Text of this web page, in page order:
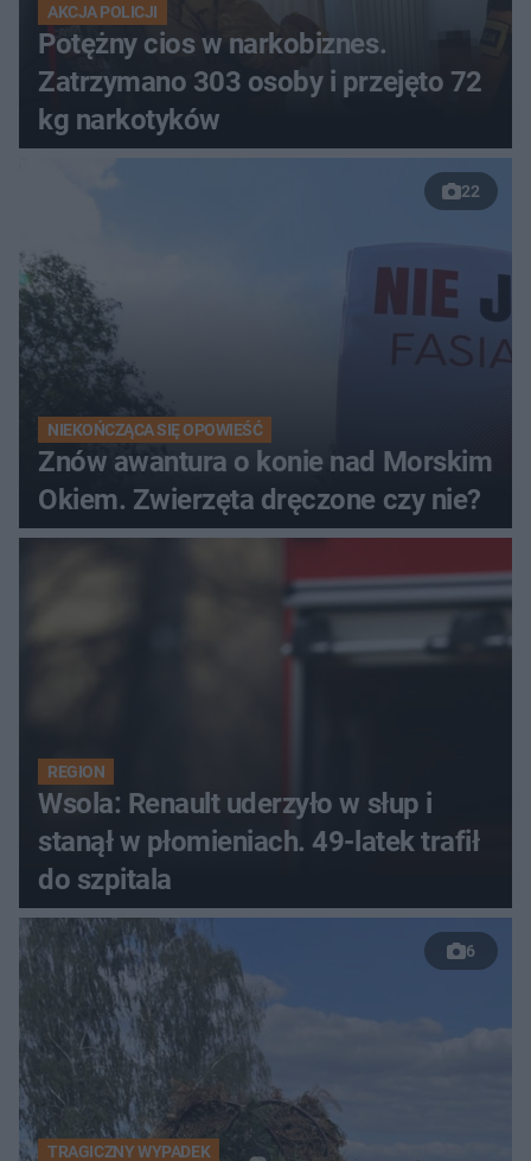
AKCJA POLICJI
Potężny cios w narkobiznes.
Zatrzymano 303 osoby i przejęto 72
kg narkotyków
22
NIEKOŃCZĄCA SIĘ OPOWIEŚĆ
Znów awantura o konie nad Morskim
Okiem. Zwierzęta dręczone czy nie?
REGION
Wsola: Renault uderzyło w słup i
stanął w płomieniach. 49-latek trafił
do szpitala
6
TRAGICZNY WYPADEK